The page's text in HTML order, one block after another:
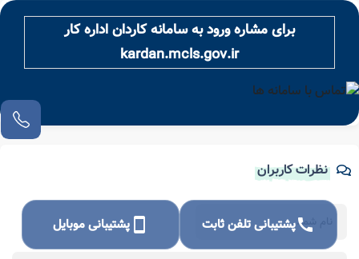
برای مشاره ورود به سامانه کاردان اداره کار
kardan.mcls.gov.ir
نظرات کاربران
callپشتیبانی تلفن ثابت smartphoneپشتیبانی موبایل